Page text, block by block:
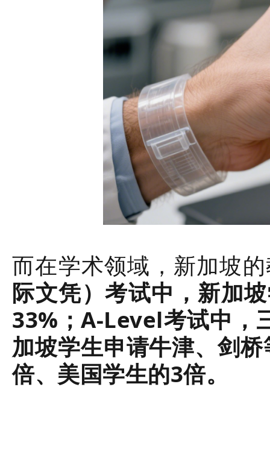
而在学术领域，新加坡
际文凭）考试中，新加
33%；A-Level考试中，
加坡学生申请牛津、剑
倍、美国学生的3倍。